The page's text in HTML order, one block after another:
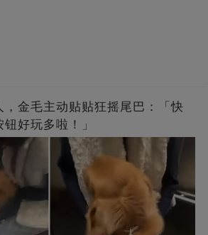
，金毛主动贴贴狂摇尾巴：「快
好玩多啦！」